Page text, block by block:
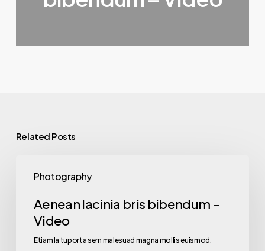
Related Posts
Photography
lacinia
bibendum
Aenean lacinia bris bibendum –
Video
Etiam la tuporta sem malesuad magna mollis euismod.